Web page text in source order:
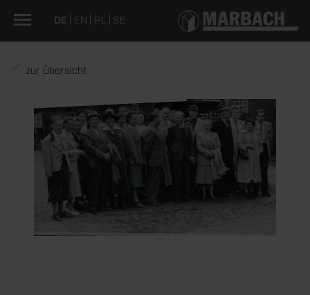
DE EN PL SE
zur Übersicht